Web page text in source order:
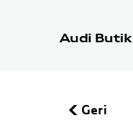
Audi Butik
Geri